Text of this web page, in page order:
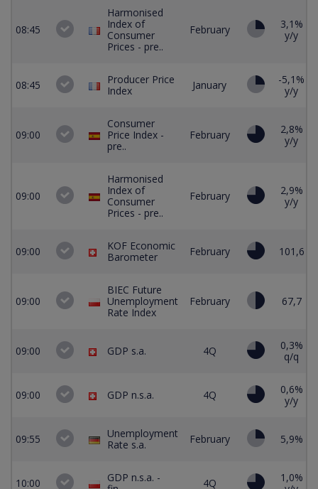
08:45
Harmonised
Index of
Consumer
Prices - pre..
February
3,1%
y/y
08:45
Producer Price
Index
January
-5,1%
y/y
09:00
Consumer
Price Index -
pre..
February
2,8%
y/y
09:00
Harmonised
Index of
Consumer
Prices - pre..
February
2,9%
y/y
09:00
KOF Economic
Barometer
February 101,6
09:00
BIEC Future
Unemployment
Rate Index
February 67,7
09:00 GDP s.a. 4Q
0,3%
q/q
09:00 GDP n.s.a. 4Q
0,6%
y/y
09:55
Unemployment
Rate s.a.
February 5,9%
10:00
GDP n.s.a. -
4Q
1,0%